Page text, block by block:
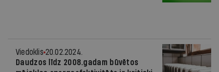
Viedoklis 20.02.2024.
Daudzos līdz 2008.gadam būvētos